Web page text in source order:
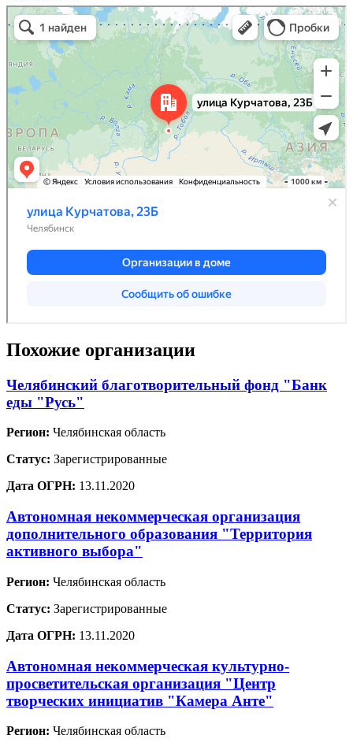
Похожие организации
Челябинский благотворительный фонд "Банк
еды "Русь"
Регион: Челябинская область
Статус: Зарегистрированные
Дата ОГРН: 13.11.2020
Автономная некоммерческая организация
дополнительного образования "Территория
активного выбора"
Регион: Челябинская область
Статус: Зарегистрированные
Дата ОГРН: 13.11.2020
Автономная некоммерческая культурно-
просветительская организация "Центр
творческих инициатив "Камера Анте"
Регион: Челябинская область